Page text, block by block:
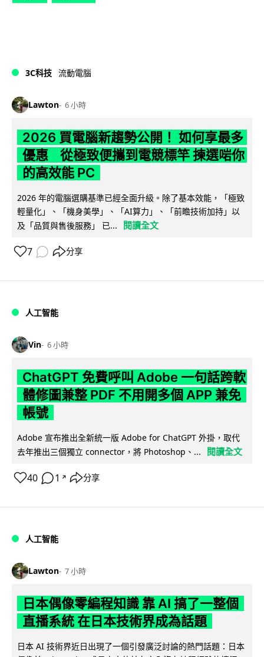
3C科技 流動電腦
Lawton 6 小時
2026 買電腦新趨勢公開！ 如何享最多
優惠 從極致便攜到電競標竿 揀選啱你
的高效能 PC
2026 年的電腦選購基準已經全面升級。除了基本效能，「極致
輕量化」、「機身美學」、「AI算力」、「前瞻技術加持」以
及「品質與售後服務」 已...
閱讀全文
7 分享
人工智能
Vin 6 小時
ChatGPT 免費呼叫 Adobe 一句話跨軟
體修圖兼整 PDF 不用開多個 APP 兼免
帳號
Adobe 宣布推出全新統一版 Adobe for ChatGPT 外掛，取代
去年推出三個獨立 connector，將 Photoshop、...
閱讀全文
40 1 ↗ 分享
人工智能
Lawton 7 小時
日本偶像零編程知識 靠 AI 搞了一整個
直播系統 在日本技術界成為話題
日本 AI 技術界近日出現了一個引發廣泛討論的熱門話題：日本